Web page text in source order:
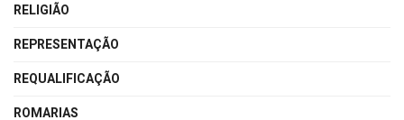
RELIGIÃO
REPRESENTAÇÃO
REQUALIFICAÇÃO
ROMARIAS